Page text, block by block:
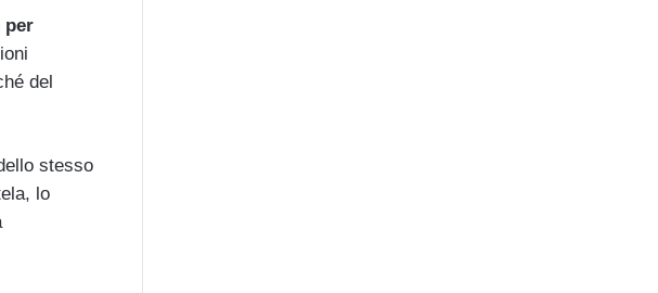
per
del
stesso
lo